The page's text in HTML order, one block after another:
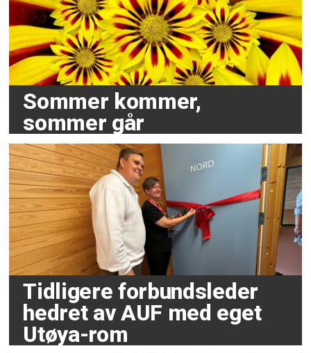
Sommer kommer,
sommer går
Tidligere forbundsleder
hedret av AUF med eget
Utøya-rom